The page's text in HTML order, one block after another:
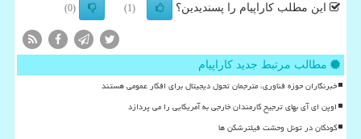
این مطلب کاراپیام را پسندیدین؟ (1)
(0)
مطالب مرتبط جدید کاراپیام
خبرنگاران حوزه فناوری، مترجمان تحول دیجیتال برای افکار عمومی هستند
اوپن ای آی بهای ترجیح کارمندان خارجی به آمریکایی را می پردازد
کودکان در تونل وحشت فیلترشکن ها